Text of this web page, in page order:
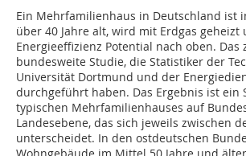
Ein Mehrfamilienhaus in Deutschland ist
über 40 Jahre alt, wird mit Erdgas
Energieeffizienz Potential nach oben. Das
bundesweite Studie, die Statistiker der
Universität Dortmund und der
durchgeführt haben. Das Ergebnis ist ein
typischen Mehrfamilienhauses auf
Landesebene, das sich jeweils zwischen
unterscheidet. In den ostdeutschen